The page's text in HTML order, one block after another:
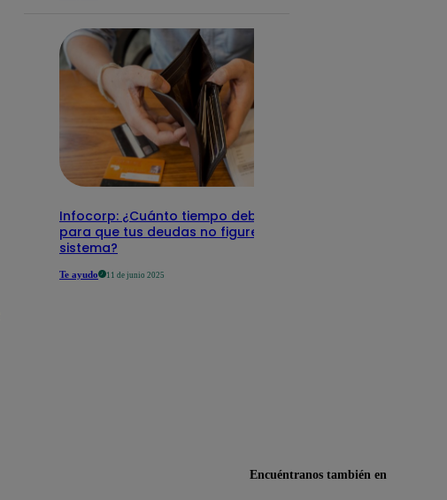
Infocorp: ¿Cuánto tiempo debe pasar
para que tus deudas no figuren en su
sistema?
Te ayudo 11 de junio 2025
Encuéntranos también en